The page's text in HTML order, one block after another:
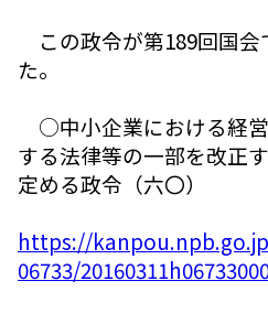
この政令が第189回国会
た。
○中小企業における経
する法律等の一部を改正
定める政令（六〇）
https://
06733/